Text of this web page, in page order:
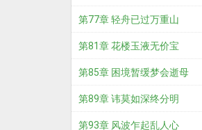
第77章 轻舟已过万重山
第81章 花楼玉液无价宝
第85章 困境暂缓梦会逝母
第89章 讳莫如深终分明
第93章 风波乍起乱人心